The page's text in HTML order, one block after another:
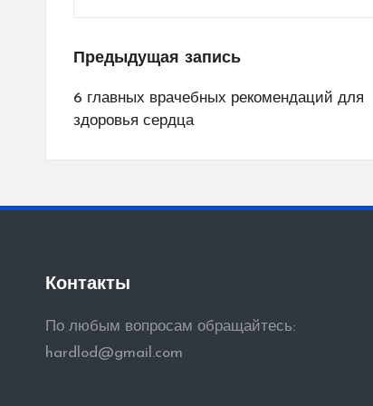
Навигация
по
Предыдущая запись
6 главных врачебных рекомендаций для
здоровья сердца
Контакты
По любым вопросам обращайтесь:
hardlod@gmail.com